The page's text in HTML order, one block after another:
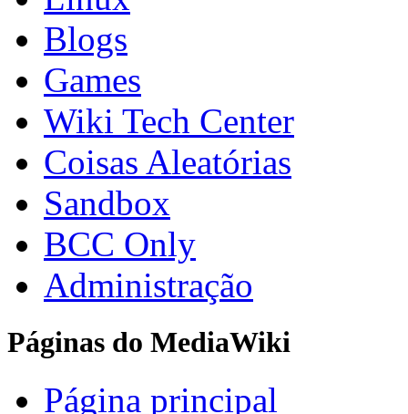
Blogs
Games
Wiki Tech Center
Coisas Aleatórias
Sandbox
BCC Only
Administração
Páginas do MediaWiki
Página principal